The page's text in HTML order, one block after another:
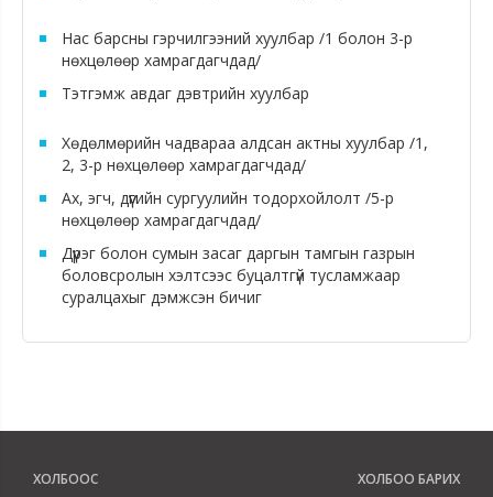
Нас барсны гэрчилгээний хуулбар /1 болон 3-р
нөхцөлөөр хамрагдагчдад/
Тэтгэмж авдаг дэвтрийн хуулбар
Хөдөлмөрийн чадвараа алдсан актны хуулбар /1,
2, 3-р нөхцөлөөр хамрагдагчдад/
Ах, эгч, дүүгийн сургуулийн тодорхойлолт /5-р
нөхцөлөөр хамрагдагчдад/
Дүүрэг болон сумын засаг даргын тамгын газрын
боловсролын хэлтсээс буцалтгүй тусламжаар
суралцахыг дэмжсэн бичиг
ХОЛБООС ХОЛБОО БАРИХ